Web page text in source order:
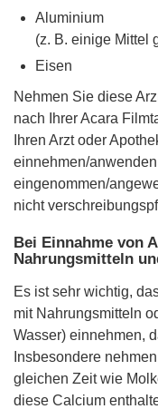
Aluminium
(z. B. einige Mittel
Eisen
Nehmen Sie diese
nach Ihrer Acara
Ihren Arzt oder
einnehmen/
eingenommen/
nicht
Bei Einnahme von
Nahrungsmitteln
Es ist sehr wichtig,
mit Nahrungsmitteln
Wasser) einnehmen,
Insbesondere
gleichen Zeit wie
diese Calcium